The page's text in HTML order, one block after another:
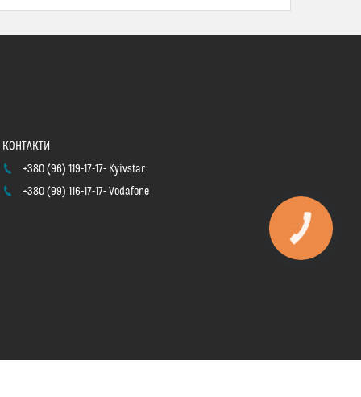
+380 (96) 119-17-17 Kyivstar
+380 (99) 116-17-17 Vodafone
КНОПКА
ЗВ'ЯЗКУ